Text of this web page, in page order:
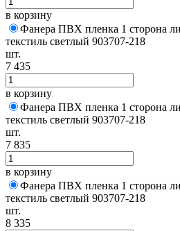
в корзину
Фанера ПВХ пленка 1 сторона
текстиль светлый 903707-218
шт.
7 435
в корзину
Фанера ПВХ пленка 1 сторона
текстиль светлый 903707-218
шт.
7 835
в корзину
Фанера ПВХ пленка 1 сторона
текстиль светлый 903707-218
шт.
8 335